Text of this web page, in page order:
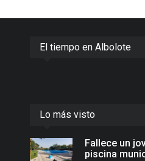
El tiempo en Albolote
Lo más visto
Fallece un
piscina